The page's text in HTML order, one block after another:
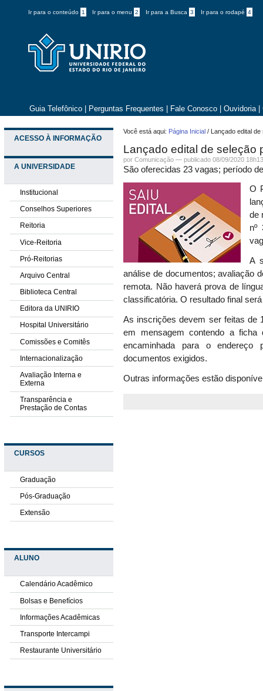
Ir para o conteúdo 1 Ir para o menu 2 Ir para a Busca 3 Ir para o rodapé 4
Guia Telefônico Perguntas Frequentes Fale Conosco Ouvidoria
ACESSO À INFORMAÇÃO
A UNIVERSIDADE
Institucional
Conselhos Superiores
Reitoria
Vice-Reitoria
Pró-Reitorias
Arquivo Central
Biblioteca Central
Editora da UNIRIO
Hospital Universitário
Comissões e Comitês
Internacionalização
Avaliação Interna e
Externa
Transparência e
Prestação de Contas
CURSOS
Graduação
Pós-Graduação
Extensão
ALUNO
Calendário Acadêmico
Bolsas e Benefícios
Informações Acadêmicas
Transporte Intercampi
Restaurante Universitário
Você está aqui: Página Inicial / Lançado edital
Lançado edital de seleção
porComunicação —publicado 08/09/2020
São oferecidas 23 vagas; período
O
de
nº
A
análise de documentos; avaliação
remota. Não haverá prova de
classificatória. O resultado final
As inscrições devem ser feitas de
em mensagem contendo a ficha
encaminhada para o endereço
documentos exigidos.
Outras informações estão